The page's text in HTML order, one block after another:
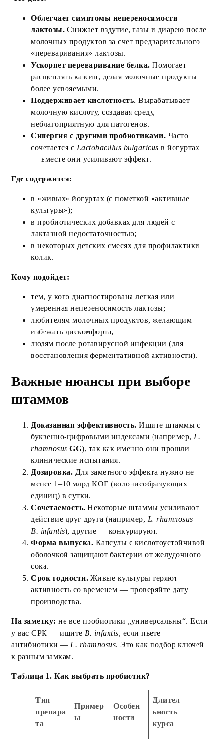
Облегчает симптомы непереносимости
лактозы. Снижает вздутие, газы и диарею после
молочных продуктов за счет предварительного
«переваривания» лактозы.
Ускоряет переваривание белка. Помогает
расщеплять казеин, делая молочные продукты
более усвояемыми.
Поддерживает кислотность. Вырабатывает
молочную кислоту, создавая среду,
неблагоприятную для патогенов.
Синергия с другими пробиотиками. Часто
сочетается с Lactobacillus bulgaricus в йогуртах
— вместе они усиливают эффект.
Где содержится:
в «живых» йогуртах (с пометкой «активные
культуры»);
в пробиотических добавках для людей с
лактазной недостаточностью;
в некоторых детских смесях для профилактики
колик.
Кому подойдет:
тем, у кого диагностирована легкая или
умеренная непереносимость лактозы;
любителям молочных продуктов, желающим
избежать дискомфорта;
людям после ротавирусной инфекции (для
восстановления ферментативной активности).
Важные нюансы при выборе
штаммов
Доказанная эффективность. Ищите штаммы с
буквенно‑цифровыми индексами (например, L.
rhamnosus GG), так как именно они прошли
клинические испытания.
Дозировка. Для заметного эффекта нужно не
менее 1–10 млрд КОЕ (колониеобразующих
единиц) в сутки.
Сочетаемость. Некоторые штаммы усиливают
действие друг друга (например, L. rhamnosus +
B. infantis), другие — конкурируют.
Форма выпуска. Капсулы с кислотоустойчивой
оболочкой защищают бактерии от желудочного
сока.
Срок годности. Живые культуры теряют
активность со временем — проверяйте дату
производства.
На заметку: не все пробиотики „универсальны“. Если
у вас СРК — ищите B. infantis, если пьете
антибиотики — L. rhamnosus. Это как подбор ключей
к разным замкам.
Таблица 1. Как выбрать пробиотик?
Тип
препара
та
Пример
ы
Особен
ности
Длител
ьность
курса